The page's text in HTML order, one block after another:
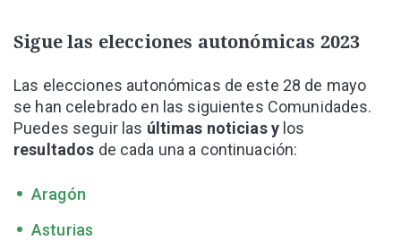
Sigue las elecciones autonómicas 2023
Las elecciones autonómicas de este 28 de mayo
se han celebrado en las siguientes Comunidades.
Puedes seguir las últimas noticias y los
resultados de cada una a continuación:
Aragón
Asturias